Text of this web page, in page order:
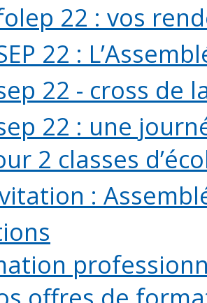
22 : vos
22 :
22 - cross de
22 : une
2 classes
: